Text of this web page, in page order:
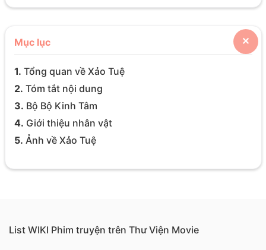
✕
Mục lục
1. Tổng quan về Xảo Tuệ
2. Tóm tắt nội dung
3. Bộ Bộ Kinh Tâm
4. Giới thiệu nhân vật
5. Ảnh về Xảo Tuệ
List WIKI Phim truyện trên Thư Viện Movie